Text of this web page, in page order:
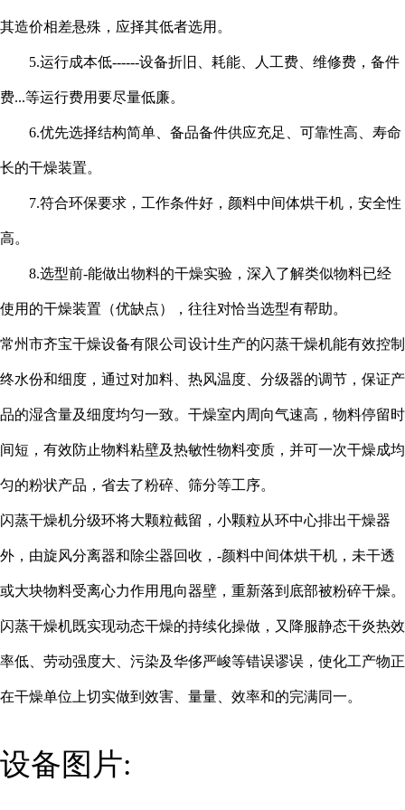
其造价相差悬殊，应择其低者选用。
5.运行成本低------设备折旧、耗能、人工费、维修费，备件
费...等运行费用要尽量低廉。
6.优先选择结构简单、备品备件供应充足、可靠性高、寿命
长的干燥装置。
7.符合环保要求，工作条件好，颜料中间体烘干机，安全性
高。
8.选型前-能做出物料的干燥实验，深入了解类似物料已经
使用的干燥装置（优缺点），往往对恰当选型有帮助。
常州市齐宝干燥设备有限公司设计生产的闪蒸干燥机能有效控制
终水份和细度，通过对加料、热风温度、分级器的调节，保证产
品的湿含量及细度均匀一致。干燥室内周向气速高，物料停留时
间短，有效防止物料粘壁及热敏性物料变质，并可一次干燥成均
匀的粉状产品，省去了粉碎、筛分等工序。
闪蒸干燥机分级环将大颗粒截留，小颗粒从环中心排出干燥器
外，由旋风分离器和除尘器回收， -颜料中间体烘干机，未干透
或大块物料受离心力作用甩向器壁，重新落到底部被粉碎干燥。
闪蒸干燥机既实现动态干燥的持续化操做，又降服静态干炎热效
率低、劳动强度大、污染及华侈严峻等错误谬误，使化工产物正
在干燥单位上切实做到效害、量量、效率和的完满同一。
设备图片: